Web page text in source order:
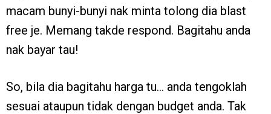
macam bunyi-bunyi nak minta tolong dia blast
free je. Memang takde respond. Bagitahu anda
nak bayar tau!
So, bila dia bagitahu harga tu… anda tengoklah
sesuai ataupun tidak dengan budget anda. Tak